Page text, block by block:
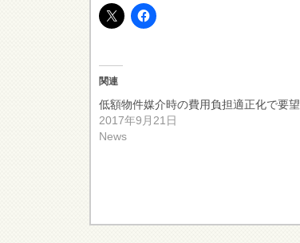
関連
低額物件媒介時の費用負担適正化で要望
2017年9月21日
News